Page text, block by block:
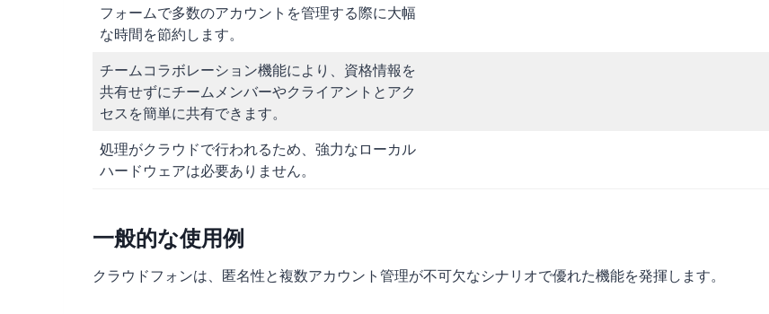
フォームで多数のアカウントを管理する際に大幅
な時間を節約します。
チームコラボレーション機能により、資格情報を
共有せずにチームメンバーやクライアントとアク
セスを簡単に共有できます。
処理がクラウドで行われるため、強力なローカル
ハードウェアは必要ありません。
一般的な使用例
クラウドフォンは、匿名性と複数アカウント管理が不可欠なシナリオで優れた機能を発揮します。